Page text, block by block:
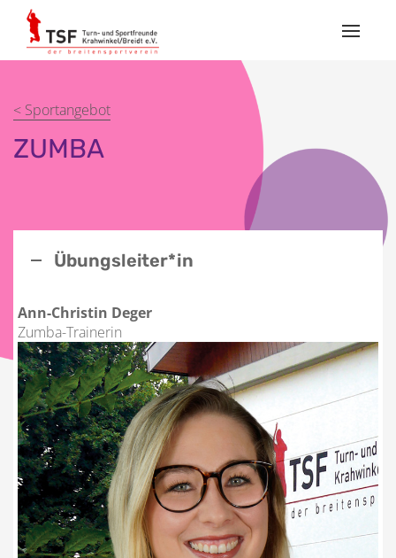
Toggle
< Sportangebot
ZUMBA
Übungsleiter*in
Ann-Christin Deger
Zumba-Trainerin